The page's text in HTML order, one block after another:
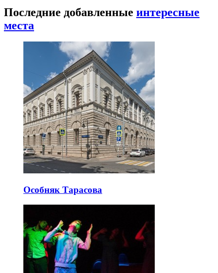
Последние добавленные интересные
места
Особняк Тарасова